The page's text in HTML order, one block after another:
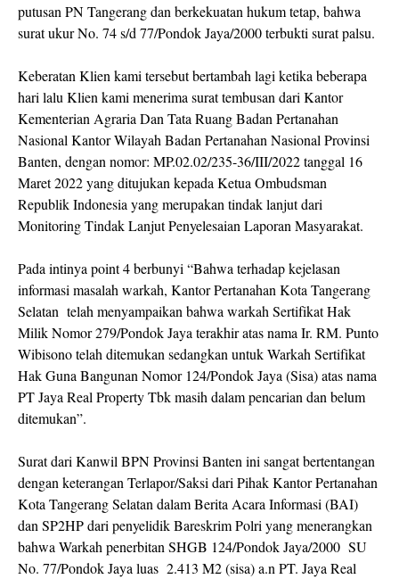
putusan PN Tangerang dan berkekuatan hukum tetap, bahwa
surat ukur No. 74 s/d 77/Pondok Jaya/2000 terbukti surat palsu.
Keberatan Klien kami tersebut bertambah lagi ketika beberapa
hari lalu Klien kami menerima surat tembusan dari Kantor
Kementerian Agraria Dan Tata Ruang Badan Pertanahan
Nasional Kantor Wilayah Badan Pertanahan Nasional Provinsi
Banten, dengan nomor: MP.02.02/235-36/III/2022 tanggal 16
Maret 2022 yang ditujukan kepada Ketua Ombudsman
Republik Indonesia yang merupakan tindak lanjut dari
Monitoring Tindak Lanjut Penyelesaian Laporan Masyarakat.
Pada intinya point 4 berbunyi “Bahwa terhadap kejelasan
informasi masalah warkah, Kantor Pertanahan Kota Tangerang
Selatan telah menyampaikan bahwa warkah Sertifikat Hak
Milik Nomor 279/Pondok Jaya terakhir atas nama Ir. RM. Punto
Wibisono telah ditemukan sedangkan untuk Warkah Sertifikat
Hak Guna Bangunan Nomor 124/Pondok Jaya (Sisa) atas nama
PT Jaya Real Property Tbk masih dalam pencarian dan belum
ditemukan”.
Surat dari Kanwil BPN Provinsi Banten ini sangat bertentangan
dengan keterangan Terlapor/Saksi dari Pihak Kantor Pertanahan
Kota Tangerang Selatan dalam Berita Acara Informasi (BAI)
dan SP2HP dari penyelidik Bareskrim Polri yang menerangkan
bahwa Warkah penerbitan SHGB 124/Pondok Jaya/2000 SU
No. 77/Pondok Jaya luas 2.413 M2 (sisa) a.n PT. Jaya Real